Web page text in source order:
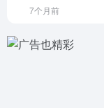
7个月前